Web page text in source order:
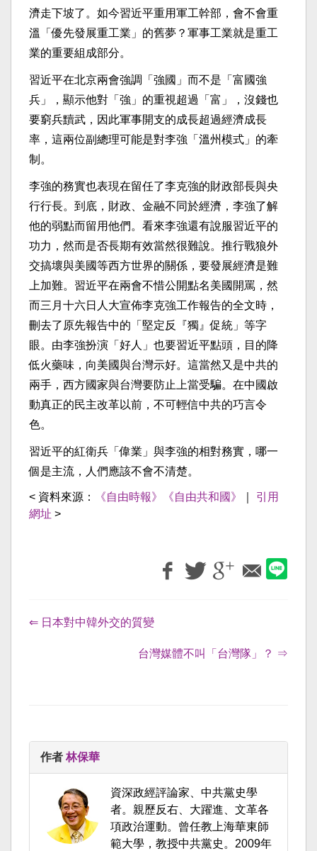
濟走下坡了。如今習近平重用軍工幹部，會不會重
溫「優先發展重工業」的舊夢？軍事工業就是重工
業的重要組成部分。
習近平在北京兩會強調「強國」而不是「富國強
兵」，顯示他對「強」的重視超過「富」，沒錢也
要窮兵黷武，因此軍事開支的成長超過經濟成長
率，這兩位副總理可能是對李強「溫州模式」的牽
制。
李強的務實也表現在留任了李克強的財政部長與央
行行長。到底，財政、金融不同於經濟，李強了解
他的弱點而留用他們。看來李強還有說服習近平的
功力，然而是否長期有效當然很難說。推行戰狼外
交搞壞與美國等西方世界的關係，要發展經濟是難
上加難。習近平在兩會不惜公開點名美國開罵，然
而三月十六日人大宣佈李克強工作報告的全文時，
刪去了原先報告中的「堅定反『獨』促統」等字
眼。由李強扮演「好人」也要習近平點頭，目的降
低火藥味，向美國與台灣示好。這當然又是中共的
兩手，西方國家與台灣要防止上當受騙。在中國啟
動真正的民主改革以前，不可輕信中共的巧言令
色。
習近平的紅衛兵「偉業」與李強的相對務實，哪一
個是主流，人們應該不會不清楚。
< 資料來源： 《自由時報》《自由共和國》
引用
網址 >
⇐ 日本對中韓外交的質變
台灣媒體不叫「台灣隊」？ ⇒
作者 林保華
資深政經評論家、中共黨史學
者。親歷反右、大躍進、文革各
項政治運動。曾任教上海華東師
範大學，教授中共黨史。2009年